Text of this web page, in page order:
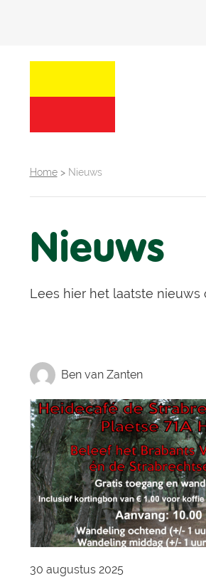
Home> Nieuws
Nieuws
Lees hier het laatste nieuws
Ben van Zanten
30 augustus 2025